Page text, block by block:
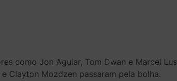
como Jon Aguiar, Tom Dwan e Marcel
Clayton Mozdzen passaram pela bolha.